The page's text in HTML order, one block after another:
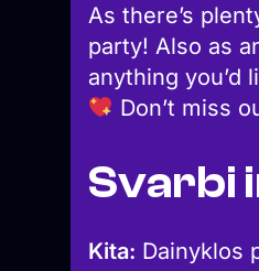
As there’s
party! Also as
anything you’d
Don’t miss
Svarbi
Kita: Dainyklos